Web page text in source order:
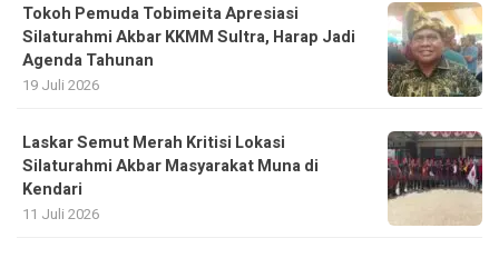
Tokoh Pemuda Tobimeita Apresiasi
Silaturahmi Akbar KKMM Sultra, Harap Jadi
Agenda Tahunan
19 Juli 2026
Laskar Semut Merah Kritisi Lokasi
Silaturahmi Akbar Masyarakat Muna di
Kendari
11 Juli 2026